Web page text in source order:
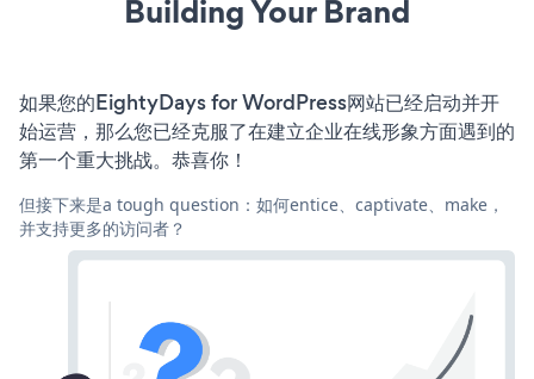
Building Your Brand
如果您的EightyDays for WordPress网站已经启动并开
始运营，那么您已经克服了在建立企业在线形象方面遇到的
第一个重大挑战。恭喜你！
但接下来是a tough question：如何entice、captivate、make，
并支持更多的访问者？